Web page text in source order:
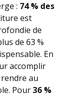
: 74 % des
est
de
de 63 %
En
accomplir
au
Pour36 %